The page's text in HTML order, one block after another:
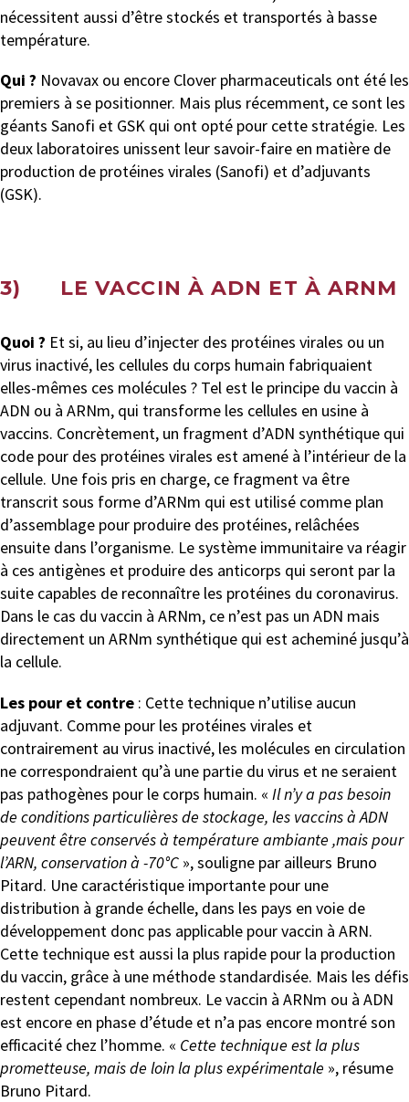
nécessitent aussi d’être stockés et transportés à basse
température.
Qui ? Novavax ou encore Clover pharmaceuticals ont été les
premiers à se positionner. Mais plus récemment, ce sont les
géants Sanofi et GSK qui ont opté pour cette stratégie. Les
deux laboratoires unissent leur savoir-faire en matière de
production de protéines virales (Sanofi) et d’adjuvants
(GSK).
3) LE VACCIN À ADN ET À ARNM
Quoi ? Et si, au lieu d’injecter des protéines virales ou un
virus inactivé, les cellules du corps humain fabriquaient
elles-mêmes ces molécules ? Tel est le principe du vaccin à
ADN ou à ARNm, qui transforme les cellules en usine à
vaccins. Concrètement, un fragment d’ADN synthétique qui
code pour des protéines virales est amené à l’intérieur de la
cellule. Une fois pris en charge, ce fragment va être
transcrit sous forme d’ARNm qui est utilisé comme plan
d’assemblage pour produire des protéines, relâchées
ensuite dans l’organisme. Le système immunitaire va réagir
à ces antigènes et produire des anticorps qui seront par la
suite capables de reconnaître les protéines du coronavirus.
Dans le cas du vaccin à ARNm, ce n’est pas un ADN mais
directement un ARNm synthétique qui est acheminé jusqu’à
la cellule.
Les pour et contre : Cette technique n’utilise aucun
adjuvant. Comme pour les protéines virales et
contrairement au virus inactivé, les molécules en circulation
ne correspondraient qu’à une partie du virus et ne seraient
pas pathogènes pour le corps humain. « Il n’y a pas besoin
de conditions particulières de stockage, les vaccins à ADN
peuvent être conservés à température ambiante ,mais pour
l’ARN, conservation à -70°C », souligne par ailleurs Bruno
Pitard. Une caractéristique importante pour une
distribution à grande échelle, dans les pays en voie de
développement donc pas applicable pour vaccin à ARN.
Cette technique est aussi la plus rapide pour la production
du vaccin, grâce à une méthode standardisée. Mais les défis
restent cependant nombreux. Le vaccin à ARNm ou à ADN
est encore en phase d’étude et n’a pas encore montré son
efficacité chez l’homme. « Cette technique est la plus
prometteuse, mais de loin la plus expérimentale », résume
Bruno Pitard.